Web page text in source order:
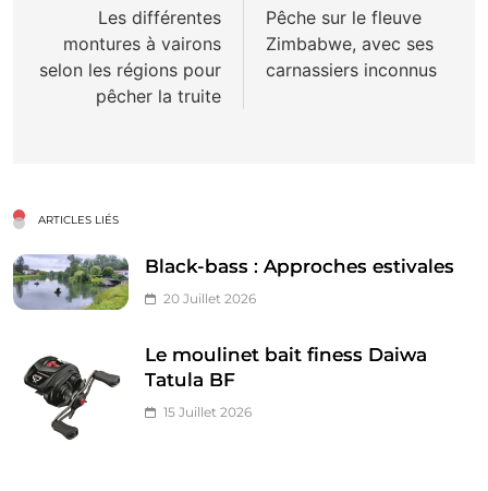
l’article
Les différentes
montures à vairons
selon les régions pour
pêcher la truite
Pêche sur le fleuve
Zimbabwe, avec ses
carnassiers inconnus
ARTICLES LIÉS
Black-bass : Approches estivales
20 Juillet 2026
Le moulinet bait finess Daiwa
Tatula BF
15 Juillet 2026